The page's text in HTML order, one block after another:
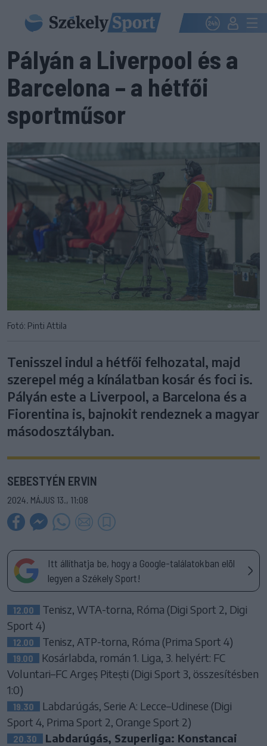
Pályán a Liverpool és a
Barcelona – a hétfői
sportműsor
Fotó: Pinti Attila
Tenisszel indul a hétfői felhozatal, majd
szerepel még a kínálatban kosár és foci is.
Pályán este a Liverpool, a Barcelona és a
Fiorentina is, bajnokit rendeznek a magyar
másodosztályban.
SEBESTYÉN ERVIN
2024. MÁJUS 13., 11:08
Itt állíthatja be, hogy a Google-találatokban elöl
legyen a Székely Sport!
12.00
Tenisz, WTA-torna, Róma (Digi Sport 2, Digi
Sport 4)
12.00 Tenisz, ATP-torna, Róma (Prima Sport 4)
19.00
Kosárlabda, román 1. Liga, 3. helyért: FC
Voluntari–FC Argeș Pitești (Digi Sport 3, összesítésben
1:0)
19.30
Labdarúgás, Serie A: Lecce–Udinese (Digi
Sport 4, Prima Sport 2, Orange Sport 2)
20.30
Labdarúgás, Szuperliga: Konstancai